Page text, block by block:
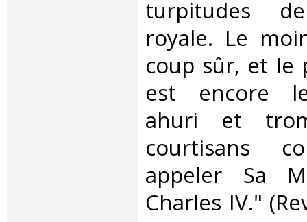
turpitudes
royale. Le
coup sûr, et le
est encore
ahuri et
courtisans
appeler Sa
Charles IV."